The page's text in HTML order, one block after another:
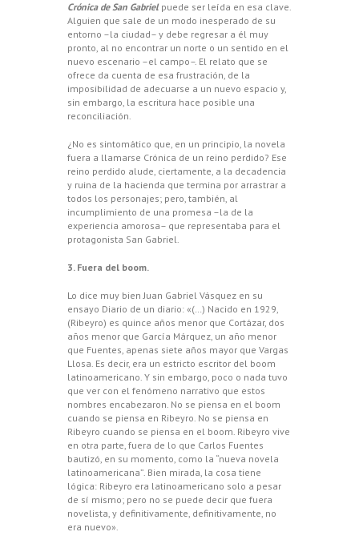
Crónica de San Gabrielpuede ser leída en esa clave.
Alguien que sale de un modo inesperado de su
entorno –la ciudad– y debe regresar a él muy
pronto, al no encontrar un norte o un sentido en el
nuevo escenario –el campo–. El relato que se
ofrece da cuenta de esa frustración, de la
imposibilidad de adecuarse a un nuevo espacio y,
sin embargo, la escritura hace posible una
reconciliación.
¿No es sintomático que, en un principio, la novela
fuera a llamarse Crónica de un reino perdido? Ese
reino perdido alude, ciertamente, a la decadencia
y ruina de la hacienda que termina por arrastrar a
todos los personajes; pero, también, al
incumplimiento de una promesa –la de la
experiencia amorosa– que representaba para el
protagonista San Gabriel.
3. Fuera del boom.
Lo dice muy bien Juan Gabriel Vásquez en su
ensayo Diario de un diario: «(…) Nacido en 1929,
(Ribeyro) es quince años menor que Cortázar, dos
años menor que García Márquez, un año menor
que Fuentes, apenas siete años mayor que Vargas
Llosa. Es decir, era un estricto escritor del boom
latinoamericano. Y sin embargo, poco o nada tuvo
que ver con el fenómeno narrativo que estos
nombres encabezaron. No se piensa en el boom
cuando se piensa en Ribeyro. No se piensa en
Ribeyro cuando se piensa en el boom. Ribeyro vive
en otra parte, fuera de lo que Carlos Fuentes
bautizó, en su momento, como la “nueva novela
latinoamericana”. Bien mirada, la cosa tiene
lógica: Ribeyro era latinoamericano solo a pesar
de sí mismo; pero no se puede decir que fuera
novelista, y definitivamente, definitivamente, no
era nuevo».